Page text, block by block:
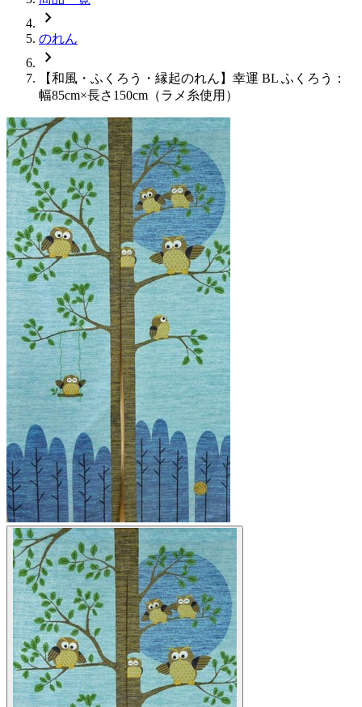
chevron_right
のれん
chevron_right
【和風・ふくろう・縁起のれん】幸運 BL ふくろう：
幅85cm×長さ150cm（ラメ糸使用）